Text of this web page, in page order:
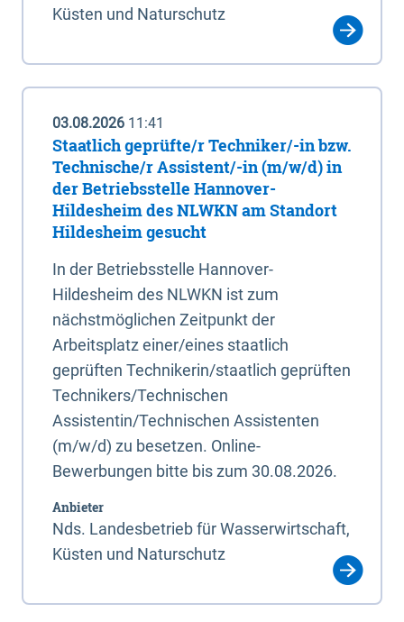
Küsten und Naturschutz
03.08.2026 11:41
Staatlich geprüfte/r Techniker/-in bzw.
Technische/r Assistent/-in (m/w/d) in
der Betriebsstelle Hannover-
Hildesheim des NLWKN am Standort
Hildesheim gesucht
In der Betriebsstelle Hannover-
Hildesheim des NLWKN ist zum
nächstmöglichen Zeitpunkt der
Arbeitsplatz einer/eines staatlich
geprüften Technikerin/staatlich geprüften
Technikers/Technischen
Assistentin/Technischen Assistenten
(m/w/d) zu besetzen. Online-
Bewerbungen bitte bis zum 30.08.2026.
Anbieter
Nds. Landesbetrieb für Wasserwirtschaft,
Küsten und Naturschutz